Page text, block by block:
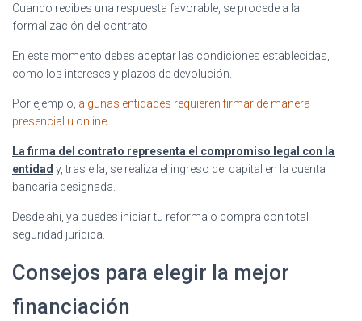
Cuando recibes una respuesta favorable, se procede a la
formalización del contrato.
En este momento debes aceptar las condiciones establecidas,
como los intereses y plazos de devolución.
Por ejemplo, algunas entidades requieren firmar de manera
presencial u online
La firma del contrato representa el compromiso legal con la
entidad y, tras ella, se realiza el ingreso del capital en la cuenta
bancaria designada.
Desde ahí, ya puedes iniciar tu reforma o compra con total
seguridad jurídica.
Consejos para elegir la mejor
financiación